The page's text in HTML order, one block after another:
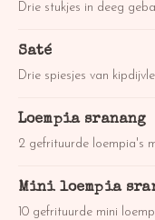
Drie stukjes in deeg
Saté
Drie spiesjes van
Loempia sranang
2 gefrituurde loempia's
Mini loempia
10 gefrituurde mini